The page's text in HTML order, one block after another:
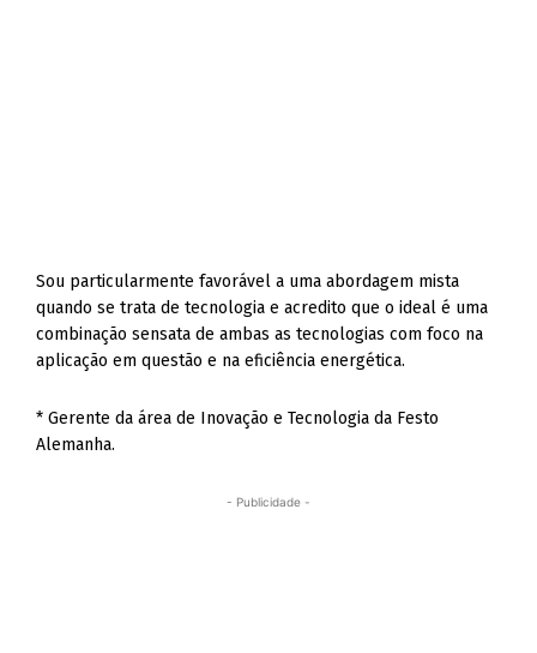
Sou particularmente favorável a uma abordagem mista
quando se trata de tecnologia e acredito que o ideal é uma
combinação sensata de ambas as tecnologias com foco na
aplicação em questão e na eficiência energética.
* Gerente da área de Inovação e Tecnologia da Festo
Alemanha.
- Publicidade -